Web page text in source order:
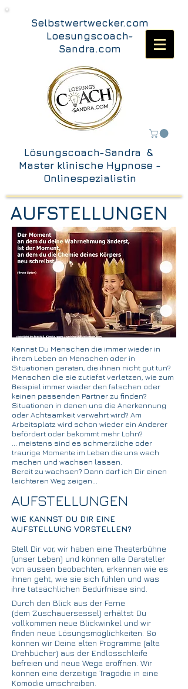
Selbstwertwecker.com
Loesungscoach-
Sandra.com
Lösungscoach-Sandra &
Master klinische Hypnose -
Onlinespezialistin
AUFSTELLUNGEN
Kennst Du Menschen die immer wieder in
ihrem Leben an Menschen oder in
Situationen geraten, die ihnen nicht gut tun?
Menschen die sie zutiefst verletzen, wie zum
Beispiel immer wieder den falschen oder
keinen passenden Partner zu finden?
Situationen in denen uns die Anerkennung
oder Achtsamkeit verwehrt wird? Am
Arbeitsplatz wird schon wieder ein Anderer
befördert oder bekommt mehr Lohn?
... meistens sind es schmerzliche oder
traurige Momente im Leben die uns wach
machen und wachsen lassen.
Bereit zu wachsen? Dann darf ich Dir einen
leichteren Weg zeigen...
AUFSTELLUNGEN
WIE KANNST DU DIR EINE
AUFSTELLUNG VORSTELLEN?
Stell Dir vor, wir haben eine Theaterbühne
(unser Leben) und können alle Darsteller
von aussen beobachten, erkennen wie es
ihnen geht, wie sie sich fühlen und was
ihre tatsächlichen Bedürfnisse sind.
Durch den Blick aus der Ferne
(dem Zuschauersessel) erhältst Du
vollkommen neue Blickwinkel und wir
finden neue Lösungsmöglichkeiten. So
können wir Deine alten Programme (alte
Drehbücher) aus der Endlosschleife
befreien und neue Wege eröffnen. Wir
können eine derzeitige Tragödie in eine
Komödie umschreiben.